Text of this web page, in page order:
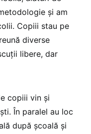
și am
Copiii stau pe
diverse
libere, dar
copiii vin și
În paralel au loc
după școală și